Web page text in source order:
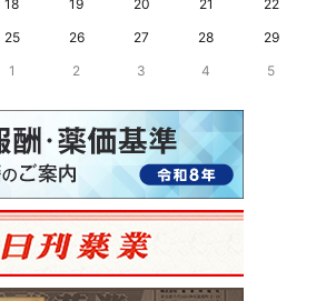
18 19 20 21
22
25 26 27 28
29
1 2 3 4 5